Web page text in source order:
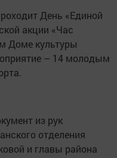
День «Единой
акции «Час
Доме культуры
– 14 молодым
из рук
отделения
и главы района